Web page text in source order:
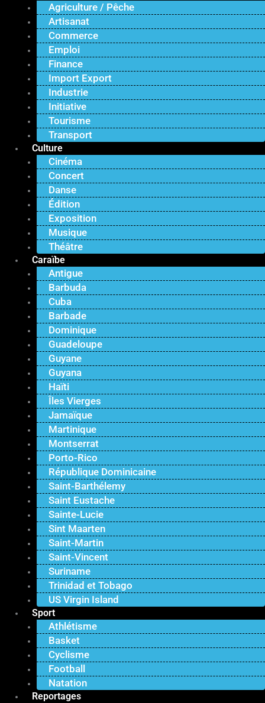
Agriculture / Pêche
Artisanat
Commerce
Emploi
Finance
Import Export
Industrie
Initiative
Tourisme
Transport
Culture
Cinéma
Concert
Danse
Édition
Exposition
Musique
Théâtre
Caraïbe
Antigue
Barbuda
Cuba
Barbade
Dominique
Guadeloupe
Guyane
Guyana
Haïti
Îles Vierges
Jamaïque
Martinique
Montserrat
Porto-Rico
République Dominicaine
Saint-Barthélemy
Saint Eustache
Sainte-Lucie
Sint Maarten
Saint-Martin
Saint-Vincent
Suriname
Trinidad et Tobago
US Virgin Island
Sport
Athlétisme
Basket
Cyclisme
Football
Natation
Reportages